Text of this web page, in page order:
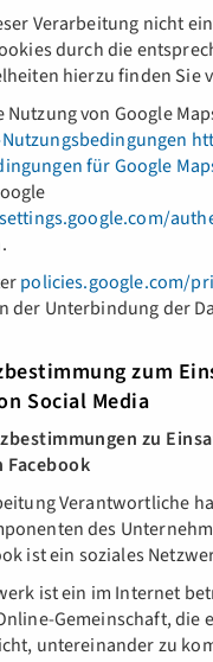
Verarbeitung nicht
durch die
hierzu finden Sie
von Google
für Google
policies.google.com/
der Unterbindung der
zum
Social Media
zu
Facebook
Verantwortliche
des
ist ein soziales
ist ein im Internet
Gemeinschaft, die
untereinander zu